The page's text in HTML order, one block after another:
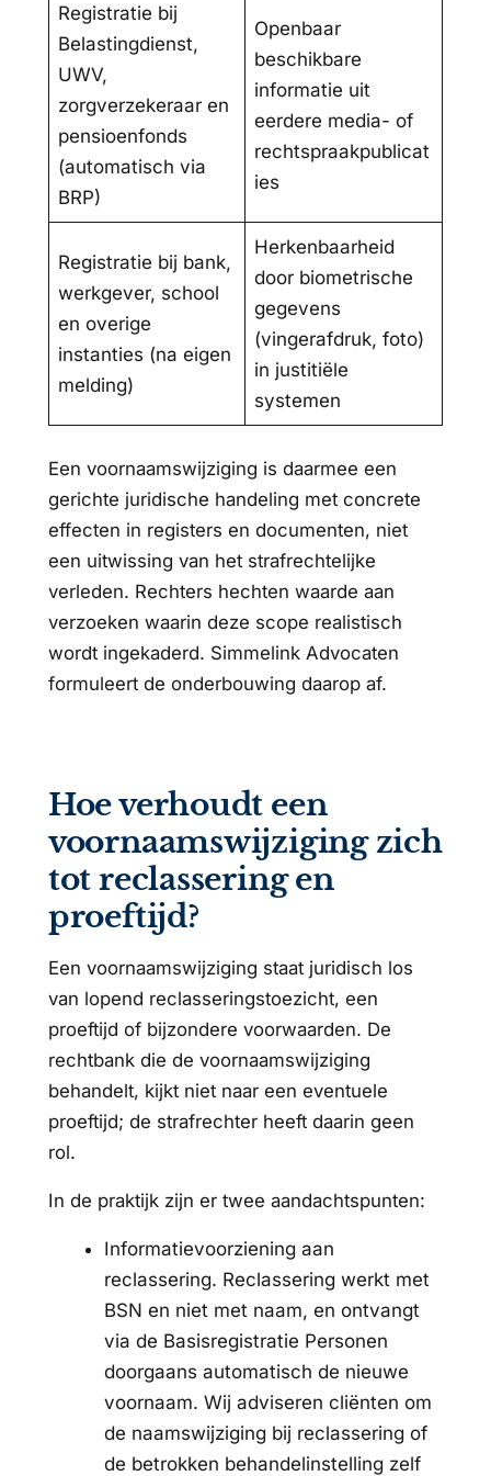
Registratie bij
Belastingdienst,
UWV,
zorgverzekeraar en
pensioenfonds
(automatisch via
BRP)
Openbaar
beschikbare
informatie uit
eerdere media- of
rechtspraakpublicat
ies
Registratie bij bank,
werkgever, school
en overige
instanties (na eigen
melding)
Herkenbaarheid
door biometrische
gegevens
(vingerafdruk, foto)
in justitiële
systemen
Een voornaamswijziging is daarmee een
gerichte juridische handeling met concrete
effecten in registers en documenten, niet
een uitwissing van het strafrechtelijke
verleden. Rechters hechten waarde aan
verzoeken waarin deze scope realistisch
wordt ingekaderd. Simmelink Advocaten
formuleert de onderbouwing daarop af.
Hoe verhoudt een
voornaamswijziging zich
tot reclassering en
proeftijd?
Een voornaamswijziging staat juridisch los
van lopend reclasseringstoezicht, een
proeftijd of bijzondere voorwaarden. De
rechtbank die de voornaamswijziging
behandelt, kijkt niet naar een eventuele
proeftijd; de strafrechter heeft daarin geen
rol.
In de praktijk zijn er twee aandachtspunten:
Informatievoorziening aan
reclassering. Reclassering werkt met
BSN en niet met naam, en ontvangt
via de Basisregistratie Personen
doorgaans automatisch de nieuwe
voornaam. Wij adviseren cliënten om
de naamswijziging bij reclassering of
de betrokken behandelinstelling zelf